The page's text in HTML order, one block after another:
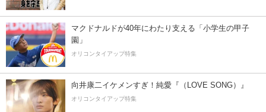
マクドナルドが40年にわたり支える「小学生の甲子
園」
オリコンタイアップ特集
向井康二イケメンすぎ！純愛『（LOVE SONG）』
オリコンタイアップ特集